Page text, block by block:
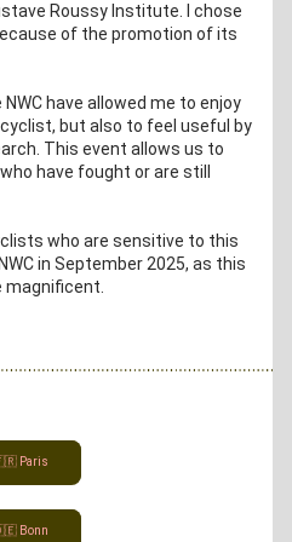
Roussy Institute. I chose
of the promotion of its
have allowed me to enjoy
but also to feel useful by
This event allows us to
have fought or are still
who are sensitive to this
in September 2025, as this
Paris
Bonn